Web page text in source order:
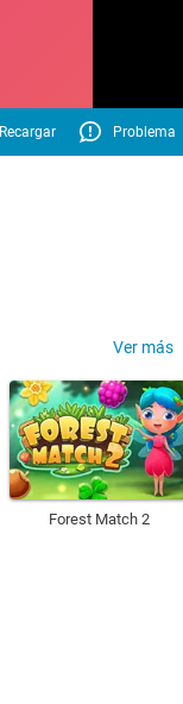
Recargar Problema
Ver más
Forest Match 2